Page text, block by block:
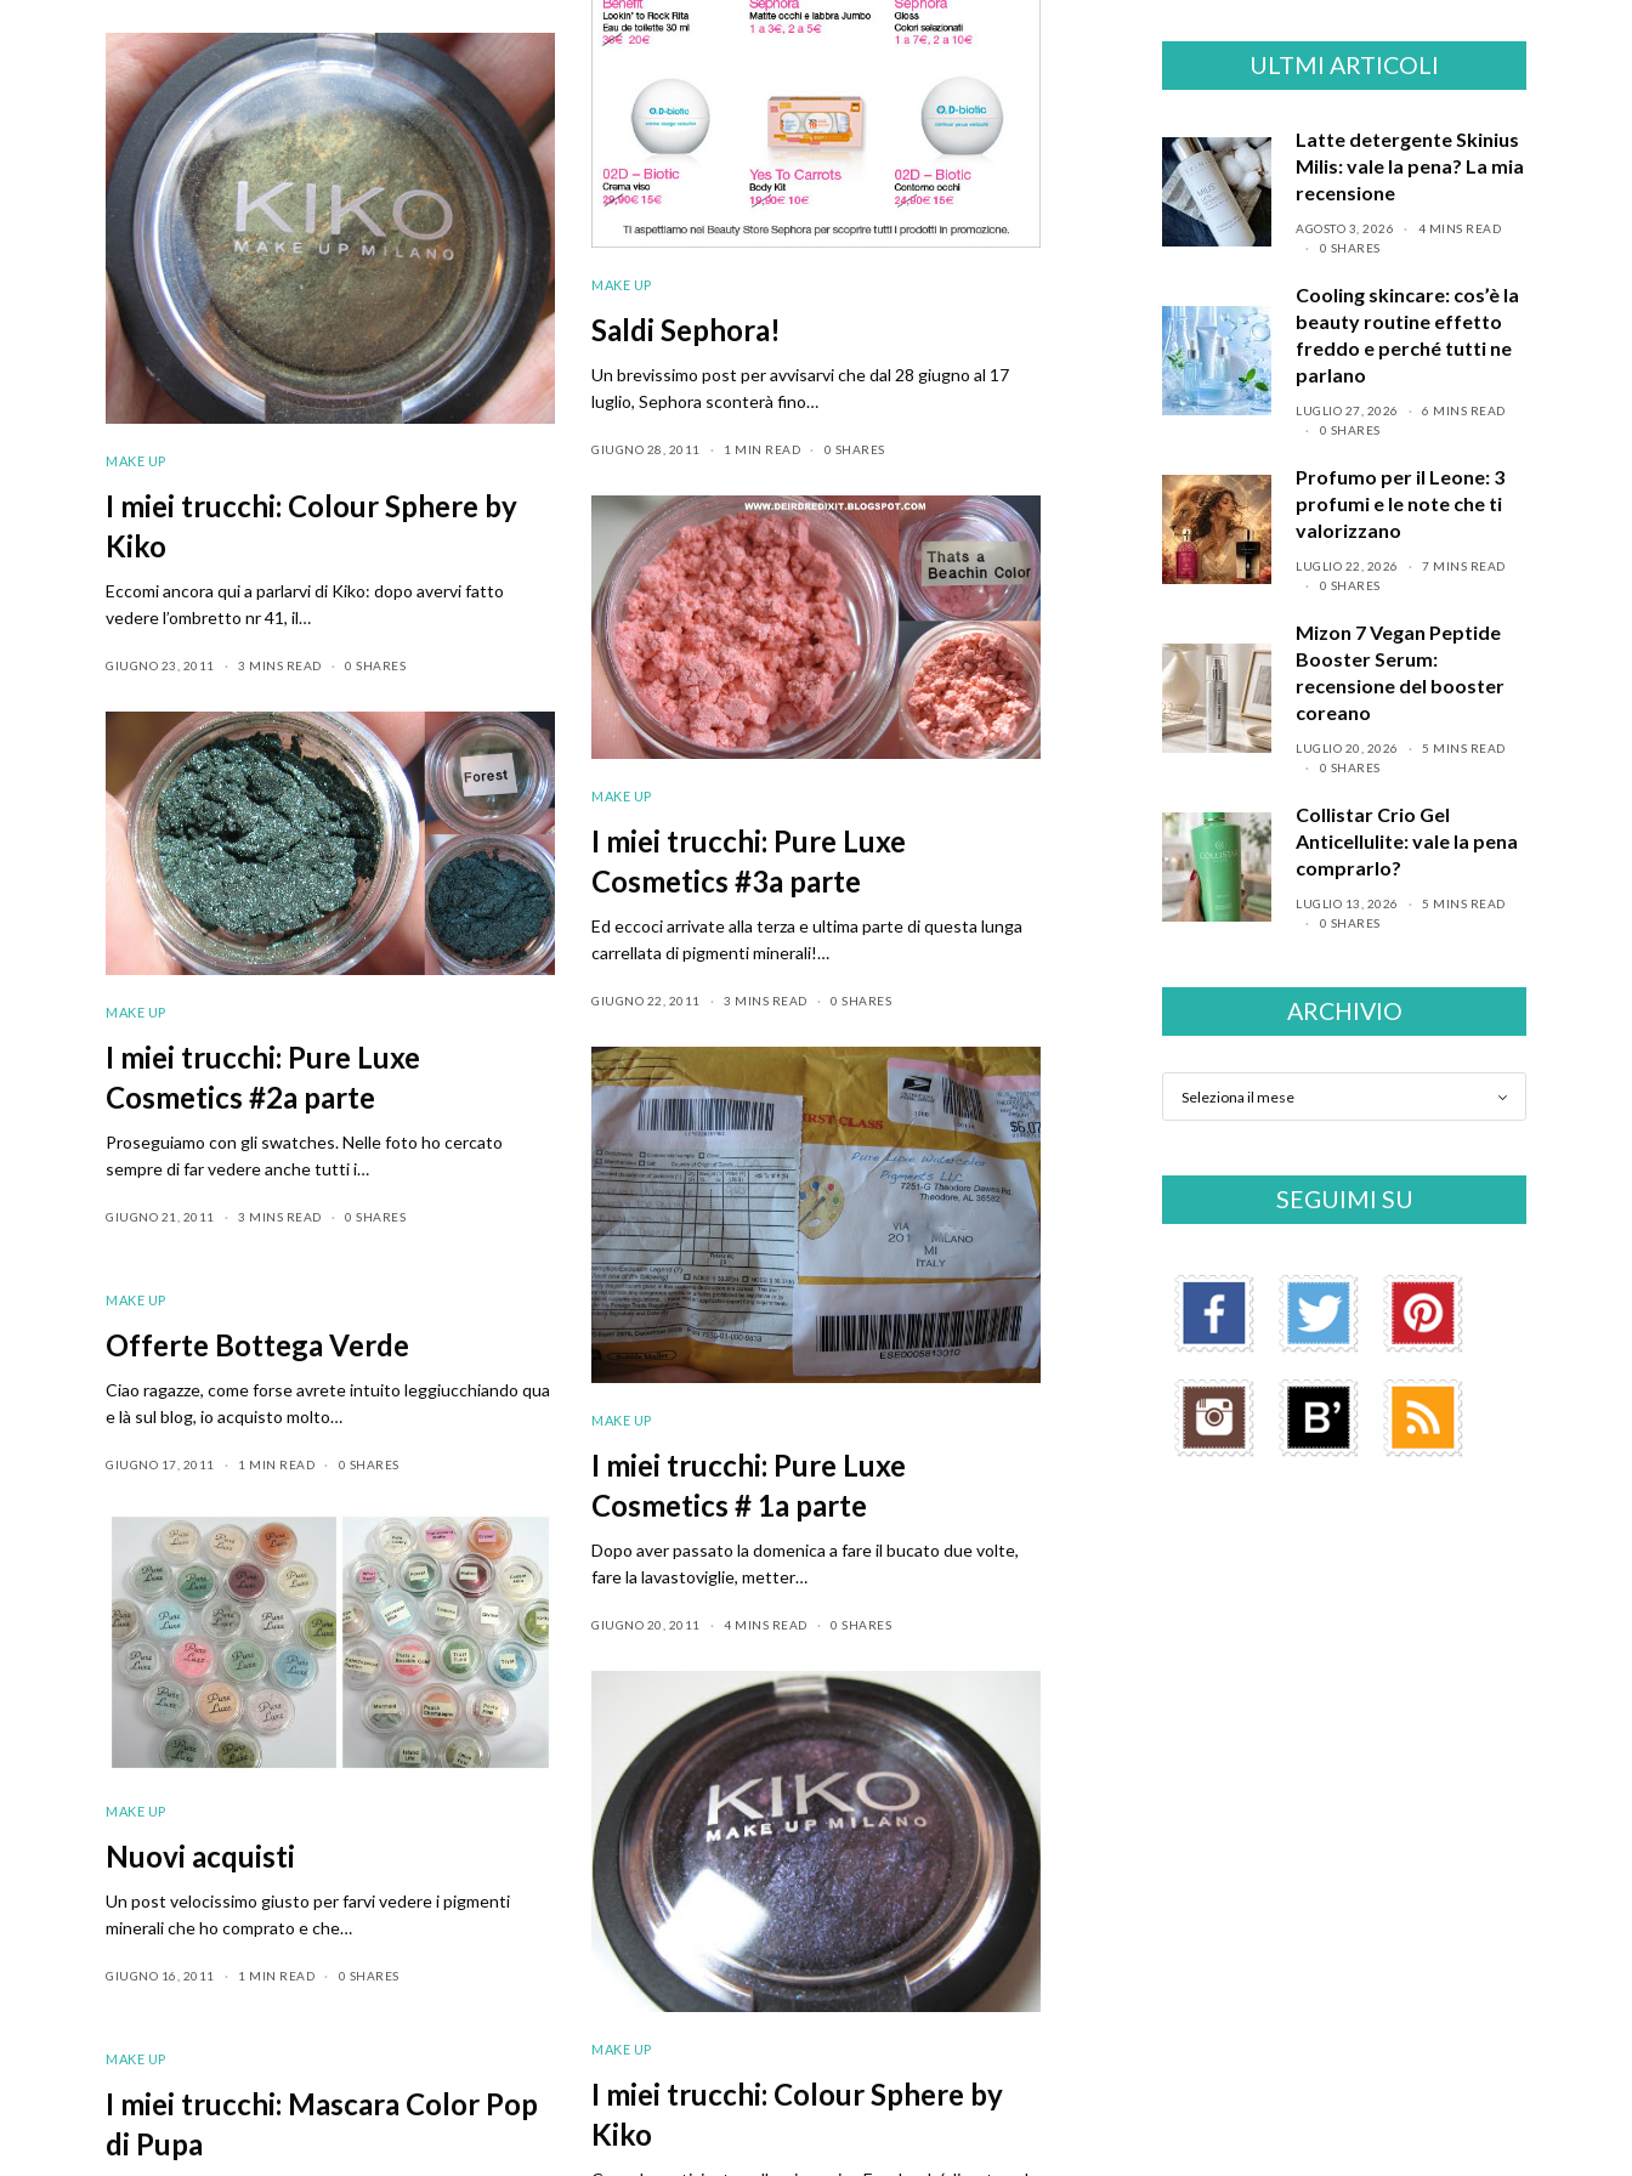
MAKE UP
Saldi Sephora!
Un brevissimo post per avvisarvi che dal 28 giugno al 17
luglio, Sephora sconterà fino…
GIUGNO 28, 2011 1 MIN READ 0 SHARES
MAKE UP
I miei trucchi: Colour Sphere by
Kiko
Eccomi ancora qui a parlarvi di Kiko: dopo avervi fatto
vedere l’ombretto nr 41, il…
GIUGNO 23, 2011 3 MINS READ 0 SHARES
MAKE UP
I miei trucchi: Pure Luxe
Cosmetics #3a parte
Ed eccoci arrivate alla terza e ultima parte di questa lunga
carrellata di pigmenti minerali!…
GIUGNO 22, 2011 3 MINS READ 0 SHARES
MAKE UP
I miei trucchi: Pure Luxe
Cosmetics #2a parte
Proseguiamo con gli swatches. Nelle foto ho cercato
sempre di far vedere anche tutti i…
GIUGNO 21, 2011 3 MINS READ 0 SHARES
MAKE UP
I miei trucchi: Pure Luxe
Cosmetics # 1a parte
Dopo aver passato la domenica a fare il bucato due volte,
fare la lavastoviglie, metter…
GIUGNO 20, 2011 4 MINS READ 0 SHARES
MAKE UP
Offerte Bottega Verde
Ciao ragazze, come forse avrete intuito leggiucchiando qua
e là sul blog, io acquisto molto…
GIUGNO 17, 2011 1 MIN READ 0 SHARES
MAKE UP
Nuovi acquisti
Un post velocissimo giusto per farvi vedere i pigmenti
minerali che ho comprato e che…
GIUGNO 16, 2011 1 MIN READ 0 SHARES
MAKE UP
I miei trucchi: Colour Sphere by
Kiko
MAKE UP
I miei trucchi: Mascara Color Pop
di Pupa
ULTMI ARTICOLI
Latte detergente Skinius
Milis: vale la pena? La mia
recensione
AGOSTO 3, 2026
4 MINS READ
0 SHARES
Cooling skincare: cos’è la
beauty routine effetto
freddo e perché tutti ne
parlano
LUGLIO 27, 2026
6 MINS READ
0 SHARES
Profumo per il Leone: 3
profumi e le note che ti
valorizzano
LUGLIO 22, 2026
7 MINS READ
0 SHARES
Mizon 7 Vegan Peptide
Booster Serum:
recensione del booster
coreano
LUGLIO 20, 2026
5 MINS READ
0 SHARES
Collistar Crio Gel
Anticellulite: vale la pena
comprarlo?
LUGLIO 13, 2026
5 MINS READ
0 SHARES
ARCHIVIO
SEGUIMI SU